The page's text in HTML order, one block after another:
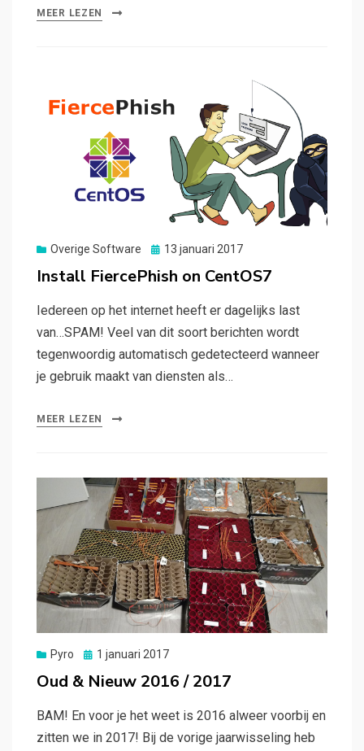
MEER LEZEN
Overige Software
Gepubliceerd
13 januari 2017
Install FiercePhish on CentOS7
Iedereen op het internet heeft er dagelijks last
van…SPAM! Veel van dit soort berichten wordt
tegenwoordig automatisch gedetecteerd wanneer
je gebruik maakt van diensten als…
MEER LEZEN
Pyro
Gepubliceerd
1 januari 2017
Oud & Nieuw 2016 / 2017
BAM! En voor je het weet is 2016 alweer voorbij en
zitten we in 2017! Bij de vorige jaarwisseling heb